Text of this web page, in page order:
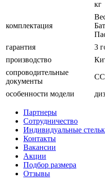
кг
комплектация
гарантия
3
производство
сопроводительные
документы
СС
особенности модели
Партнеры
Сотрудничество
Индивидуальные
Контакты
Вакансии
Акции
Подбор размера
Отзывы